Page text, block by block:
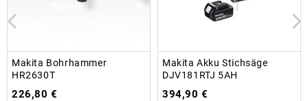
Makita Bohrhammer
HR2630T
226,80€
Makita Akku Stichsäge
DJV181RTJ 5AH
394,90€